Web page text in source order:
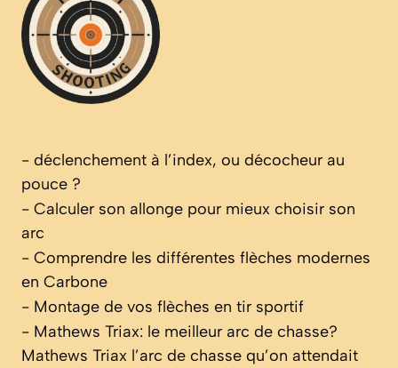
- déclenchement à l’index, ou décocheur au
pouce ?
- Calculer son allonge pour mieux choisir son
arc
- Comprendre les différentes flèches modernes
en Carbone
- Montage de vos flèches en tir sportif
- Mathews Triax: le meilleur arc de chasse?
Mathews Triax l’arc de chasse qu’on attendait